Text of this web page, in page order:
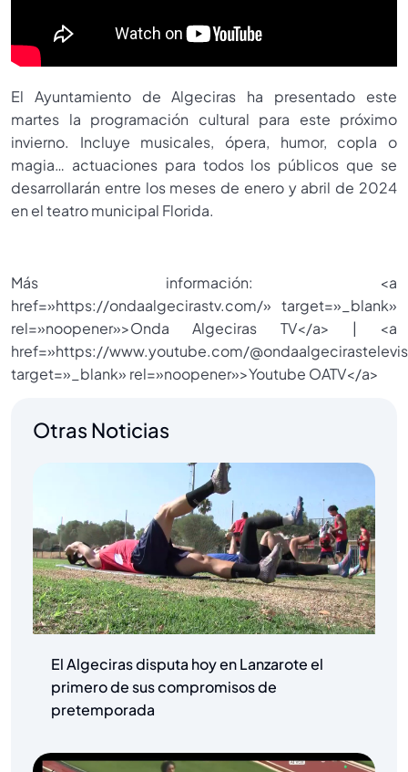
El Ayuntamiento de Algeciras ha presentado este
martes la programación cultural para este próximo
invierno. Incluye musicales, ópera, humor, copla o
magia… actuaciones para todos los públicos que se
desarrollarán entre los meses de enero y abril de 2024
en el teatro municipal Florida.
Más información: <a
href=»https://ondaalgecirastv.com/» target=»_blank»
rel=»noopener»>Onda Algeciras TV</a> | <a
href=»https://www.youtube.com/
target=»_blank» rel=»noopener»>Youtube OATV</a>
Otras Noticias
El Algeciras disputa hoy en Lanzarote el
primero de sus compromisos de
pretemporada